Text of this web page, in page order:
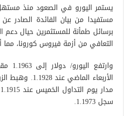
يستمر اليورو في الصعود منذ
مستفيدا من بيان الفائدة الصادر
برسائل طمأنة للمستثمرين حيال دعم
التعافي من أزمة فيروس كورونا، مما
الأربعاء
سجل 1.1973.